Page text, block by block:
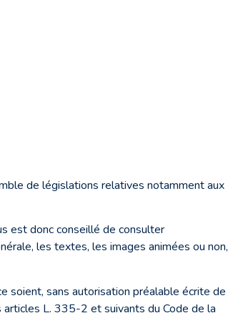
de législations relatives notamment aux
est donc conseillé de consulter
les textes, les images animées ou non,
soient, sans autorisation préalable écrite de
L. 335-2 et suivants du Code de la